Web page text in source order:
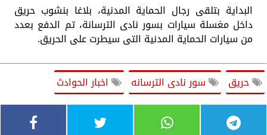
البداية بتلقى رجال الحماية المدنية، بلاغا بنشوب حريق
داخل مغسلة سيارات بسور نادى الترسانة، تم الدفع بعدد
من سيارات الحماية المدنية التى سيطرت على الحريق.
حريق سور نادى الترسانه اخبار الحوادث